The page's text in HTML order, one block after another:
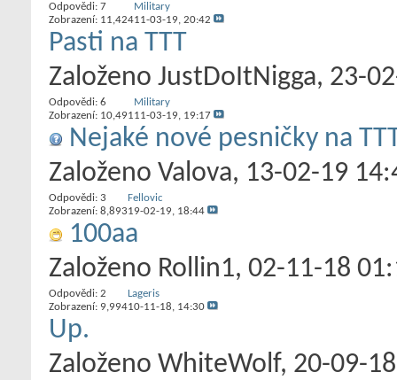
Odpovědi: 7
Zobrazení: 11,424
Military
11-03-19, 20:42
Pasti na TTT
Založeno JustDoItNigga‎, 23-
Odpovědi: 6
Zobrazení: 10,491
Military
11-03-19, 19:17
Nejaké nové pesničky na
Založeno Valova‎, 13-02-19
Odpovědi: 3
Zobrazení: 8,893
Fellovic
19-02-19, 18:44
100aa
Založeno Rollin1‎, 02-11-18
Odpovědi: 2
Zobrazení: 9,994
Lageris
10-11-18, 14:30
Up.
Založeno WhiteWolf‎, 20-09-